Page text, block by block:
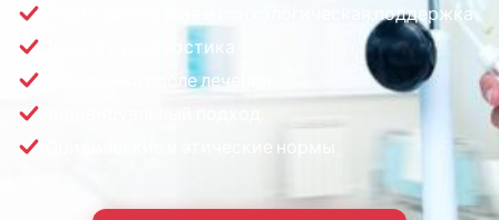
Медикаментозная и психологическая поддержка
Оценка и диагностика
Поддержка после лечения
Юридические и этические нормы